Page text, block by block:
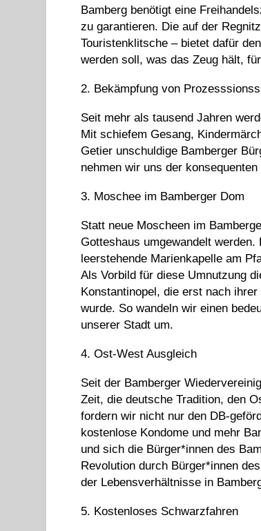
Bamberg benötigt eine
zu garantieren. Die auf der
Touristenklitsche – bietet dafür
werden soll, was das Zeug hält,
2. Bekämpfung von
Seit mehr als tausend Jahren
Mit schiefem Gesang,
Getier unschuldige Bamberger
nehmen wir uns der
3. Moschee im Bamberger Dom
Statt neue Moscheen im
Gotteshaus umgewandelt
leerstehende Marienkapelle am
Als Vorbild für diese Umnutzung
Konstantinopel, die erst nach
wurde. So wandeln wir einen
unserer Stadt um.
4. Ost-West Ausgleich
Seit der Bamberger
Zeit, die deutsche Tradition, den
fordern wir nicht nur den DB-
kostenlose Kondome und mehr
und sich die Bürger*innen des
Revolution durch Bürger*innen
der Lebensverhältnisse in
5. Kostenloses Schwarzfahren